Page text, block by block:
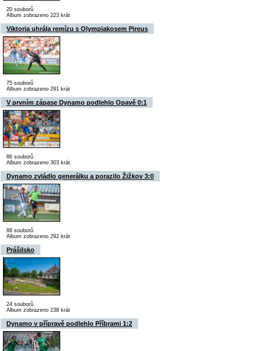
20 souborů
Album zobrazeno 223 krát
Viktoria uhrála remízu s Olympiakosem Pireus
75 souborů
Album zobrazeno 291 krát
V prvním zápase Dynamo podlehlo Opavě 0:1
86 souborů
Album zobrazeno 303 krát
Dynamo zvládlo generálku a porazilo Žižkov 3:0
88 souborů
Album zobrazeno 292 krát
Prášilsko
24 souborů
Album zobrazeno 238 krát
Dynamo v přípravě podlehlo Příbrami 1:2